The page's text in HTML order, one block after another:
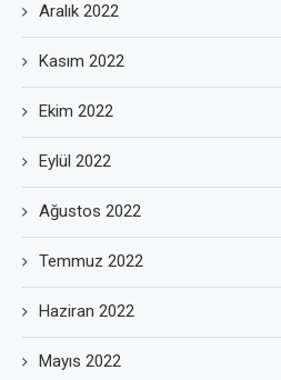
Aralık 2022
Kasım 2022
Ekim 2022
Eylül 2022
Ağustos 2022
Temmuz 2022
Haziran 2022
Mayıs 2022